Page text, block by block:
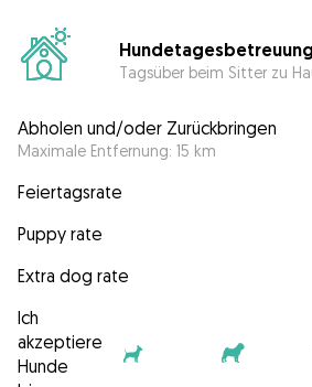
Hundetagesbetreuung
Tagsüber beim Sitter zu
Abholen und/oder Zurückbringen
Maximale Entfernung: 15 km
Feiertagsrate
Puppy rate
Extra dog rate
Ich
akzeptiere
Hunde